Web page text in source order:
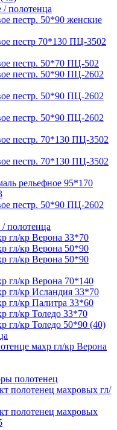
полотенца
пестр. 50*90 женские
пестр 70*130 ПЦ-3502
пестр. 50*70 ПЦ-502
пестр. 50*90 ПЦ-2602
пестр. 50*90 ПЦ-2602
пестр. 50*90 ПЦ-2602
пестр. 70*130 ПЦ-3502
пестр. 70*130 ПЦ-3502
рельефное 95*170
пестр. 50*90 ПЦ-2602
полотенца
гл/кр Верона 33*70
гл/кр Верона 50*90
гл/кр Верона 50*90
гл/кр Верона 70*140
гл/кр Исландия 33*70
гл/кр Палитра 33*60
гл/кр Толедо 33*70
гл/кр Толедо 50*90 (40)
махр гл/кр Верона
полотенец
полотенец махровых гл/
полотенец махровых